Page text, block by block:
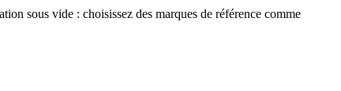
sous vide : choisissez des marques de référence comme